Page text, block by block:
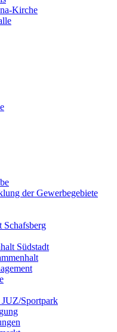
Kirche
der Gewerbegebiete
Schafsberg
Südstadt
Sportpark